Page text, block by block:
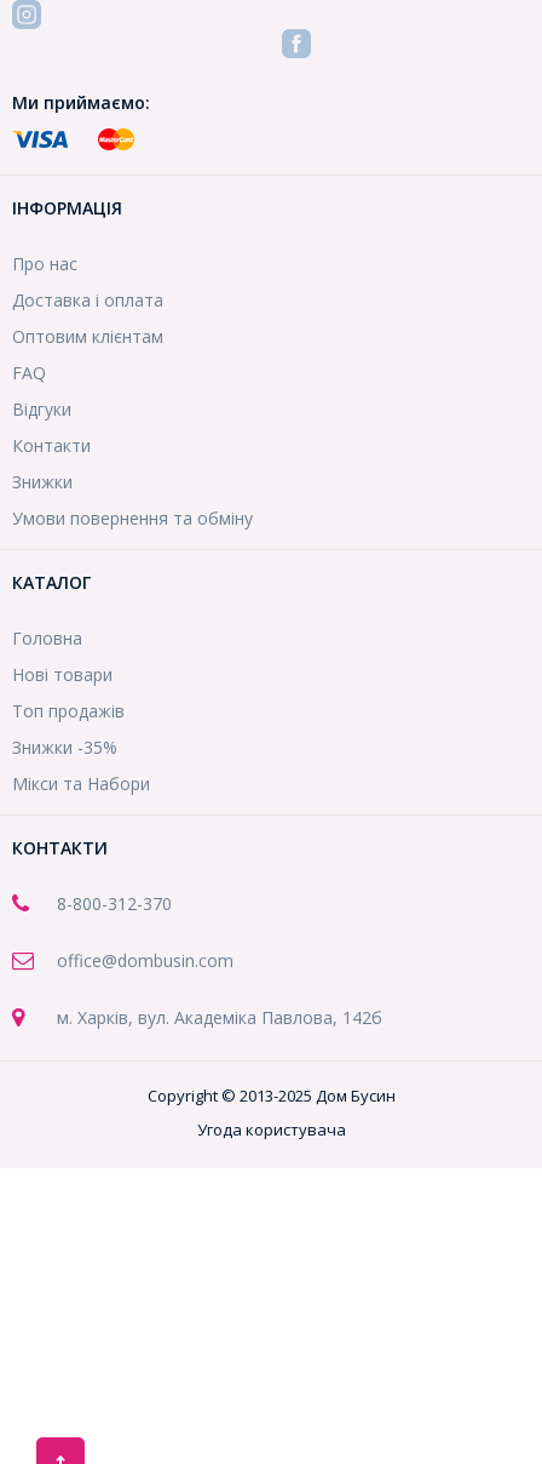
Ми приймаємо:
ІНФОРМАЦІЯ
Про нас
Доставка і оплата
Оптовим клієнтам
FAQ
Відгуки
Контакти
Знижки
Умови повернення та обміну
КАТАЛОГ
Головна
Нові товари
Топ продажів
Знижки -35%
Мікси та Набори
КОНТАКТИ
8-800-312-370
office@dombusin.com
м. Харків, вул. Академіка Павлова, 142б
Copyright © 2013-2025 Дом Бусин
Угода користувача